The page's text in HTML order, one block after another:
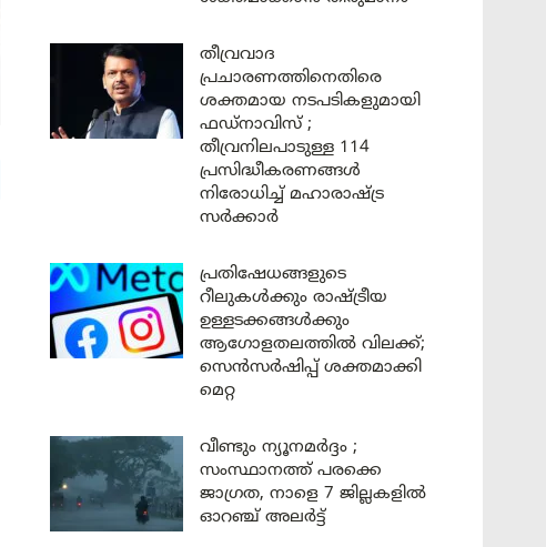
തീവ്രവാദ
പ്രചാരണത്തിനെതിരെ
ശക്തമായ നടപടികളുമായി
ഫഡ്നാവിസ് ;
തീവ്രനിലപാടുള്ള 114
പ്രസിദ്ധീകരണങ്ങൾ
നിരോധിച്ച് മഹാരാഷ്ട്ര
സർക്കാർ
പ്രതിഷേധങ്ങളുടെ
റീലുകൾക്കും രാഷ്ട്രീയ
ഉള്ളടക്കങ്ങൾക്കും
ആഗോളതലത്തിൽ വിലക്ക്;
സെൻസർഷിപ്പ് ശക്തമാക്കി
മെറ്റ
വീണ്ടും ന്യൂനമർദ്ദം ;
സംസ്ഥാനത്ത് പരക്കെ
ജാഗ്രത, നാളെ 7 ജില്ലകളിൽ
ഓറഞ്ച് അലർട്ട്